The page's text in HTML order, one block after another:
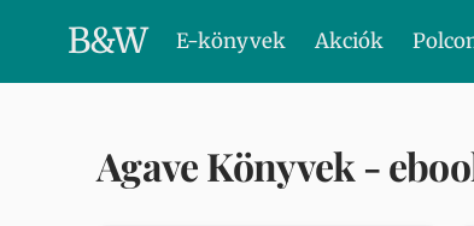
B&W E-könyvek Akciók
Agave Könyvek -